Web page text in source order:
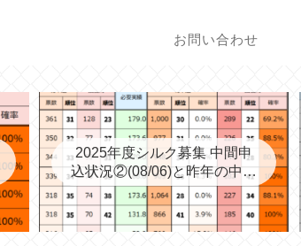
お問い合わせ
2025年度シルク募集 中間申
込状況②(08/06)と昨年の中間
③→最終